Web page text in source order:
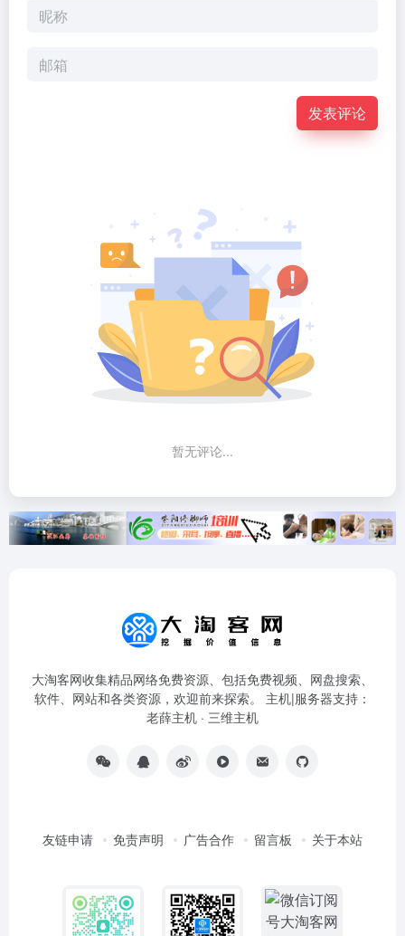
发表评论
暂无评论...
大淘客网收集精品网络免费资源、包括免费视频、网盘搜索、
软件、网站和各类资源，欢迎前来探索。 主机|服务器支持：
老薛主机 · 三维主机
友链申请 免责声明 广告合作 留言板 关于本站